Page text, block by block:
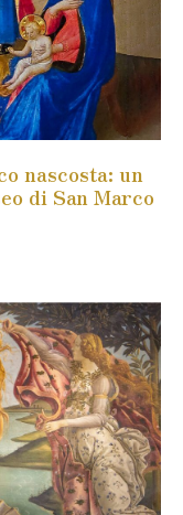
nascosta: un
di San Marco